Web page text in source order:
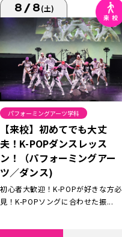
8/8(土)
パフォーミングアーツ学科
【来校】初めてでも大丈
夫！K-POPダンスレッス
ン！（パフォーミングアー
ツ／ダンス)
初心者大歓迎！K-POPが好きな方必
見！K-POPソングに合わせた振...